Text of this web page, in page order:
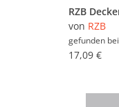
von RZB
gefunden bei
17,09 €